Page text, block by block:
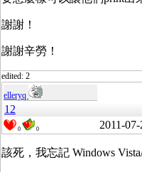
謝謝！
謝謝辛勞！
edited: 2
elleryq
12
0 0 2011-07-
該死，我忘記 Windows